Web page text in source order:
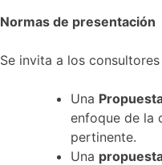
Normas de presentación
Se invita a los
Una
enfoque de la
pertinente.
Una